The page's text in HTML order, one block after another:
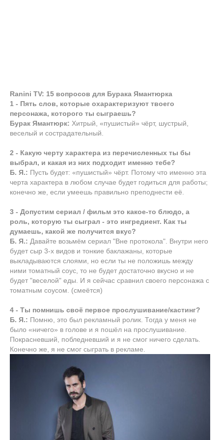
Ranini TV: 15 вопросов для Бурака Ямантюрка
1 - Пять слов, которые охарактеризуют твоего
персонажа, которого ты сыграешь?
Бурак Ямантюрк: Хитрый, «пушистый» чёрт, шустрый,
веселый и сострадательный.
2 - Какую черту характера из перечисленных ты бы
выбрал, и какая из них подходит именно тебе?
Б. Я.: Пусть будет: «пушистый» чёрт. Потому что именно эта
черта характера в любом случае будет годиться для работы;
конечно же, если умеешь правильно преподнести её.
3 - Допустим сериал / фильм это какое-то блюдо, а
роль, которую ты сыграл - это ингредиент. Как ты
думаешь, какой же получится вкус?
Б. Я.: Давайте возьмём сериал "Вне протокола". Внутри него
будет сыр 3-х видов и тонкие баклажаны, которые
выкладываются слоями, но если ты не положишь между
ними томатный соус, то не будет достаточно вкусно и не
будет "веселой" еды. И я сейчас сравнил своего персонажа с
томатным соусом. (смеётся)
4 - Ты помнишь своё первое прослушивание/кастинг?
Б. Я.: Помню, это был рекламный ролик. Тогда у меня не
было «ничего» в голове и я пошёл на прослушивание.
Покрасневший, побледневший и я не смог ничего сделать.
Конечно же, я не смог сыграть в рекламе.